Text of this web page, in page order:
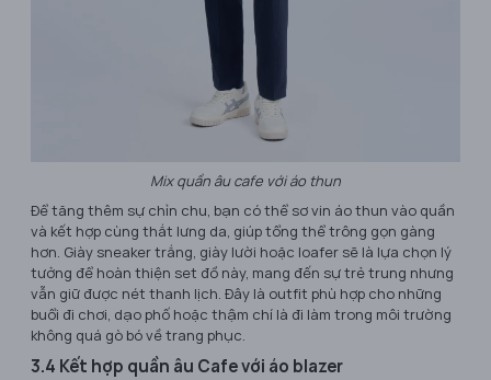
Mix quần âu cafe với áo thun
Để tăng thêm sự chỉn chu, bạn có thể sơ vin áo thun vào quần
và kết hợp cùng thắt lưng da, giúp tổng thể trông gọn gàng
hơn. Giày sneaker trắng, giày lười hoặc loafer sẽ là lựa chọn lý
tưởng để hoàn thiện set đồ này, mang đến sự trẻ trung nhưng
vẫn giữ được nét thanh lịch. Đây là outfit phù hợp cho những
buổi đi chơi, dạo phố hoặc thậm chí là đi làm trong môi trường
không quá gò bó về trang phục.
3.4 Kết hợp quần âu Cafe với áo blazer